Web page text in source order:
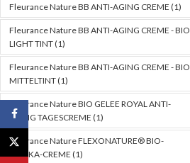
Fleurance Nature BB ANTI-AGING CREME (1)
Fleurance Nature BB ANTI-AGING CREME - BIO
LIGHT TINT(1)
Fleurance Nature BB ANTI-AGING CREME - BIO
MITTELTINT(1)
Fleurance Nature BIO GELEE ROYAL ANTI-
AGING TAGESCREME (1)
Fleurance Nature FLEXONATURE® BIO-
ARNIKA-CREME (1)
Facebook
X